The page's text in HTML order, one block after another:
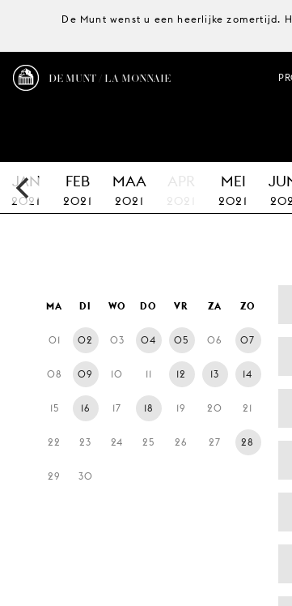
De Munt wenst u een heerlijke zomertijd.
DE MUNT / LA MONNAIE
JAN
2021
FEB
2021
MAA
2021
APR
2021
MEI
2021
MA DI WO DO VR ZA ZO
01 02 03 04 05 06 07
08 09 10 11 12 13 14
15 16 17 18 19 20 21
22 23 24 25 26 27 28
29 30